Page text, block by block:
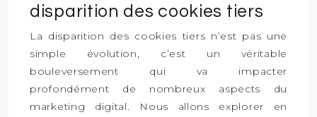
disparition des cookies tiers
La disparition des cookies tiers n’est pas une
simple évolution, c’est un véritable
bouleversement qui va impacter
profondément de nombreux aspects du
marketing digital. Nous allons explorer en